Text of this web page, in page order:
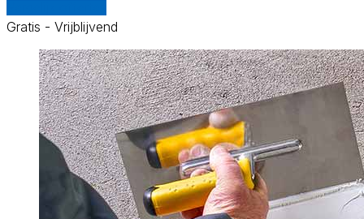
Gratis - Vrijblijvend